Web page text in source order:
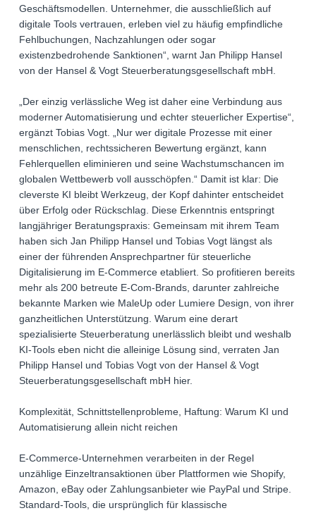
Geschäftsmodellen. Unternehmer, die ausschließlich auf
digitale Tools vertrauen, erleben viel zu häufig empfindliche
Fehlbuchungen, Nachzahlungen oder sogar
existenzbedrohende Sanktionen“, warnt Jan Philipp Hansel
von der Hansel & Vogt Steuerberatungsgesellschaft mbH.
„Der einzig verlässliche Weg ist daher eine Verbindung aus
moderner Automatisierung und echter steuerlicher Expertise“,
ergänzt Tobias Vogt. „Nur wer digitale Prozesse mit einer
menschlichen, rechtssicheren Bewertung ergänzt, kann
Fehlerquellen eliminieren und seine Wachstumschancen im
globalen Wettbewerb voll ausschöpfen.“ Damit ist klar: Die
cleverste KI bleibt Werkzeug, der Kopf dahinter entscheidet
über Erfolg oder Rückschlag. Diese Erkenntnis entspringt
langjähriger Beratungspraxis: Gemeinsam mit ihrem Team
haben sich Jan Philipp Hansel und Tobias Vogt längst als
einer der führenden Ansprechpartner für steuerliche
Digitalisierung im E-Commerce etabliert. So profitieren bereits
mehr als 200 betreute E-Com-Brands, darunter zahlreiche
bekannte Marken wie MaleUp oder Lumiere Design, von ihrer
ganzheitlichen Unterstützung. Warum eine derart
spezialisierte Steuerberatung unerlässlich bleibt und weshalb
KI-Tools eben nicht die alleinige Lösung sind, verraten Jan
Philipp Hansel und Tobias Vogt von der Hansel & Vogt
Steuerberatungsgesellschaft mbH hier.
Komplexität, Schnittstellenprobleme, Haftung: Warum KI und
Automatisierung allein nicht reichen
E-Commerce-Unternehmen verarbeiten in der Regel
unzählige Einzeltransaktionen über Plattformen wie Shopify,
Amazon, eBay oder Zahlungsanbieter wie PayPal und Stripe.
Standard-Tools, die ursprünglich für klassische